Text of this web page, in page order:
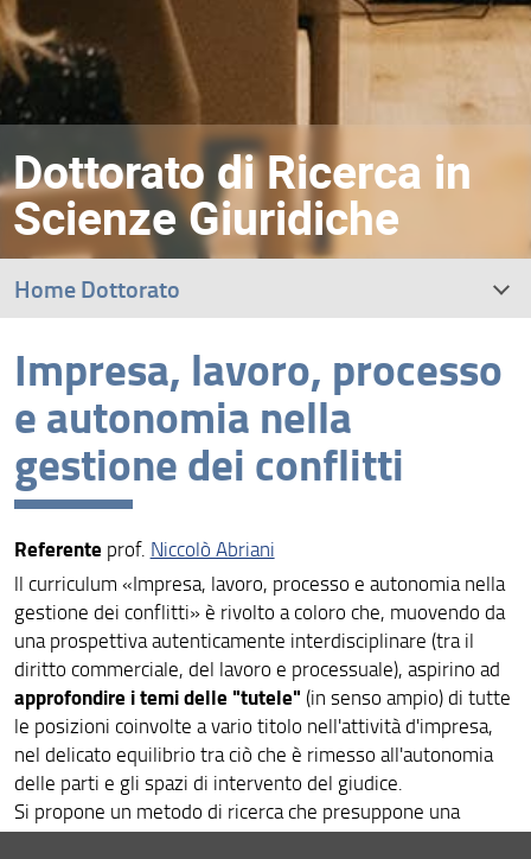
Dottorato di Ricerca in
Scienze Giuridiche
Impresa, lavoro, processo
e autonomia nella
gestione dei conflitti
Referente prof. Niccolò Abriani
ll curriculum «Impresa, lavoro, processo e autonomia nella
gestione dei conflitti» è rivolto a coloro che, muovendo da
una prospettiva autenticamente interdisciplinare (tra il
diritto commerciale, del lavoro e processuale), aspirino ad
approfondire i temi delle "tutele" (in senso ampio) di tutte
le posizioni coinvolte a vario titolo nell'attività d'impresa,
nel delicato equilibrio tra ciò che è rimesso all'autonomia
delle parti e gli spazi di intervento del giudice.
Si propone un metodo di ricerca che presuppone una
costante attenzione alla cornice, rappresentata dal sistema
Home Dottorato
Curricula e percorsi internazionali
Coordinamento e riferimento amministrativo
Collegio docente
Gruppo di riesame e Comitato di indirizzo
Rappresentanti dei dottorandi e delle dottorande
Dottorandi e dottorande
Dottori e dottoresse di ricerca
Offerta formativa
Scuola di Dottorato in Scienze Sociali